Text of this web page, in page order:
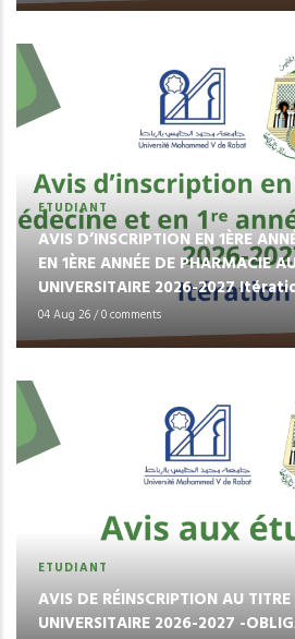
ETUDIANT
AVIS D’INSCRIPTION EN 1ÈRE
EN 1ÈRE ANNÉE DE PHARMACIE
UNIVERSITAIRE 2026-2027
04 Aug 26/0 comments
ETUDIANT
AVIS DE RÉINSCRIPTION AU TITRE
UNIVERSITAIRE 2026-2027 -